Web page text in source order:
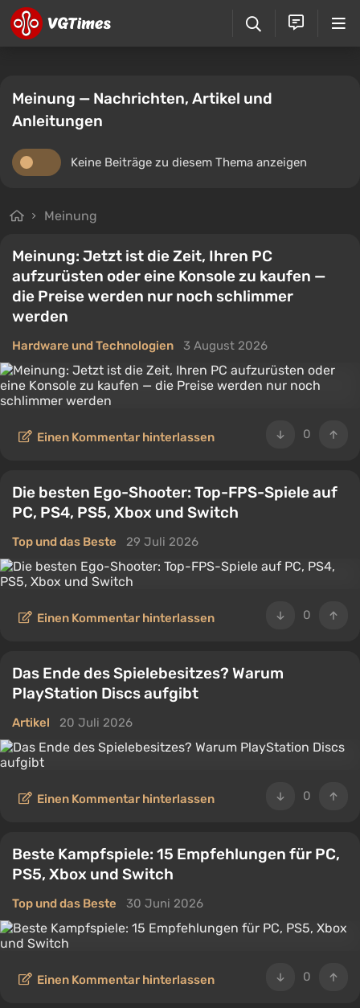
Meinung — Nachrichten, Artikel und
Anleitungen
Keine Beiträge zu diesem Thema anzeigen
Meinung
Meinung: Jetzt ist die Zeit, Ihren PC
aufzurüsten oder eine Konsole zu kaufen —
die Preise werden nur noch schlimmer
werden
Hardware und Technologien 3 August 2026
0
Einen Kommentar hinterlassen
Die besten Ego-Shooter: Top-FPS-Spiele auf
PC, PS4, PS5, Xbox und Switch
Top und das Beste 29 Juli 2026
0
Einen Kommentar hinterlassen
Das Ende des Spielebesitzes? Warum
PlayStation Discs aufgibt
Artikel 20 Juli 2026
0
Einen Kommentar hinterlassen
Beste Kampfspiele: 15 Empfehlungen für PC,
PS5, Xbox und Switch
Top und das Beste 30 Juni 2026
0
Einen Kommentar hinterlassen